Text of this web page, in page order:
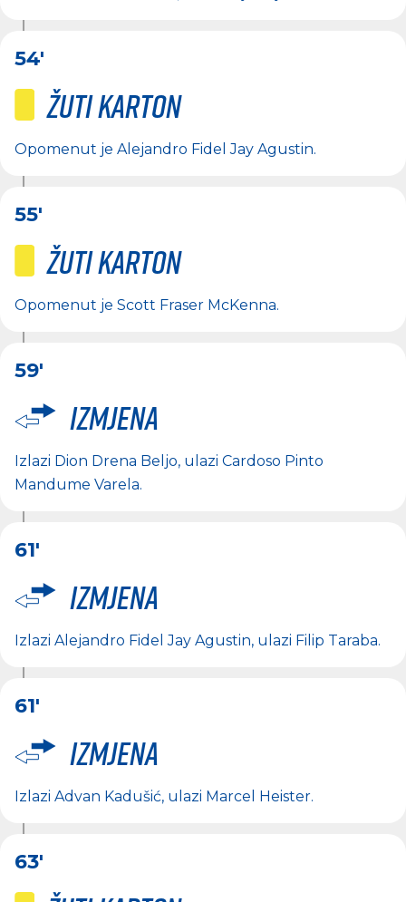
54'
Žuti karton
Opomenut je Alejandro Fidel Jay Agustin.
55'
Žuti karton
Opomenut je Scott Fraser McKenna.
59'
Izmjena
Izlazi Dion Drena Beljo, ulazi Cardoso Pinto
Mandume Varela.
61'
Izmjena
Izlazi Alejandro Fidel Jay Agustin, ulazi Filip Taraba.
61'
Izmjena
Izlazi Advan Kadušić, ulazi Marcel Heister.
63'